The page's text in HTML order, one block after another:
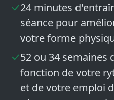
24 minutes
séance pour
votre forme
52 ou 34 semaines
fonction de votre
et de votre emploi